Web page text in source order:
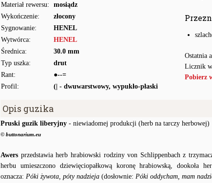
Materiał rewersu:
mosiądz
Wykończenie:
złocony
Sygnowanie:
HENEL
Wytwórca:
HENEL
Średnica:
30.0 mm
Typ uszka:
drut
Rant:
●--=
Profil:
(| - dwuwarstwowy, wypukło-płaski
Ostatnia
Licznik
Pobierz
Opis guzika
Pruski guzik liberyjny - niewiadomej produkcji (herb na tarczy herbowej)
© buttonarium.eu
Awers przedstawia herb hrabiowski rodziny von Schlippenbach z
herbu umieszczono dziewięciopałkową koronę hrabiowską, dookoła
oznacza: Póki żywota, póty nadzieja (dosłownie: Póki oddycham, mam